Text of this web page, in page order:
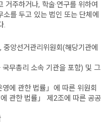
거주하거나, 학술·연구를 위하여
를 두고 있는 법인 또는 단체에
.
앙선거관리위원회(해당기관에
무총리 소속 기관을 포함) 및 그
에 관한 법률」에 따른 위원회
관한 법률」 제2조에 따른 공공